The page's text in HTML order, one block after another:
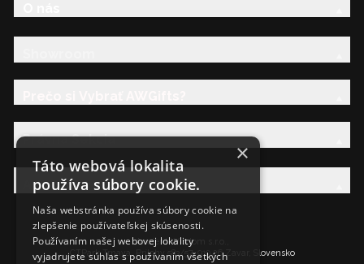
Právna Sekcia
AW Rodina
Ancient Wisdom s.r.o.,
CTPark Trnava, Prílohy 583/57, 919 26 Zavar, Slovensko
×
Táto webová lokalita
používa súbory cookie.
Naša webstránka používa súbory cookie na
zlepšenie používateľskej skúsenosti.
Používaním našej webovej lokality
vyjadrujete súhlas s používaním všetkých